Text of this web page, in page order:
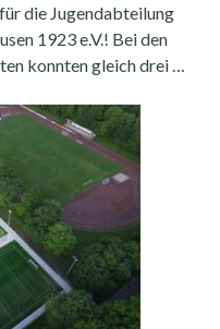
die Jugendabteilung
1923 e.V.! Bei den
konnten gleich drei …